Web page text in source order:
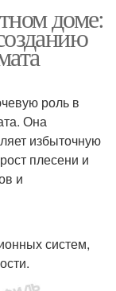
доме:
роль в
Она
избыточную
плесени и
и
систем,